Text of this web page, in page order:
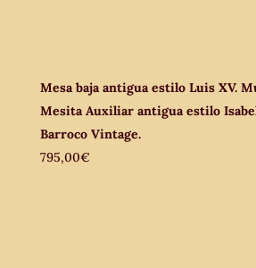
Mesa baja antigua estilo Luis XV.
Mesita Auxiliar antigua estilo
Barroco Vintage.
795,00€